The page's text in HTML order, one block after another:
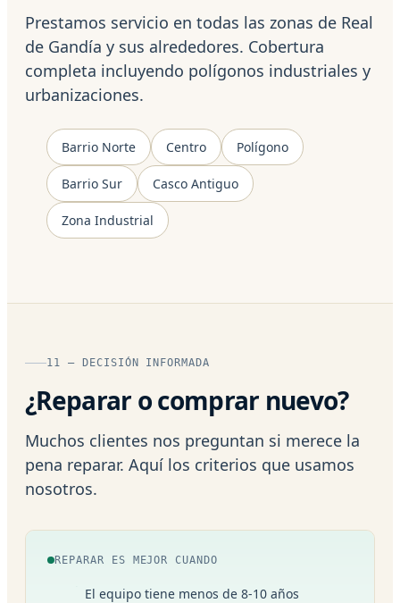
Prestamos servicio en todas las zonas de Real
de Gandía y sus alrededores. Cobertura
completa incluyendo polígonos industriales y
urbanizaciones.
Barrio Norte Centro Polígono
Barrio Sur Casco Antiguo
Zona Industrial
11 — DECISIÓN INFORMADA
¿Reparar o comprar nuevo?
Muchos clientes nos preguntan si merece la
pena reparar. Aquí los criterios que usamos
nosotros.
REPARAR ES MEJOR CUANDO
El equipo tiene menos de 8-10 años